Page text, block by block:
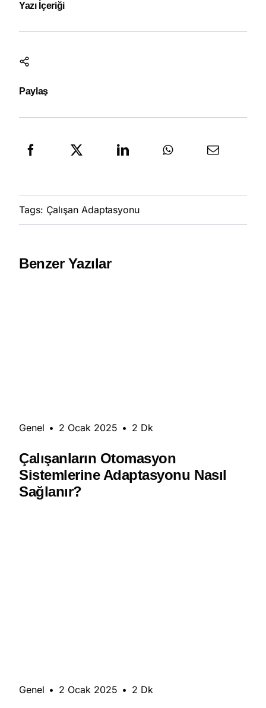
Yazı İçeriği
Paylaş
Tags: Çalışan Adaptasyonu
Benzer Yazılar
Genel • 2 Ocak 2025 • 2 Dk
Çalışanların Otomasyon
Sistemlerine Adaptasyonu Nasıl
Sağlanır?
Genel • 2 Ocak 2025 • 2 Dk